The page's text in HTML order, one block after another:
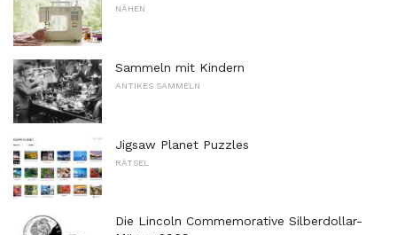
NÄHEN
Sammeln mit Kindern
ANTIKES SAMMELN
Jigsaw Planet Puzzles
RÄTSEL
Die Lincoln Commemorative Silberdollar-